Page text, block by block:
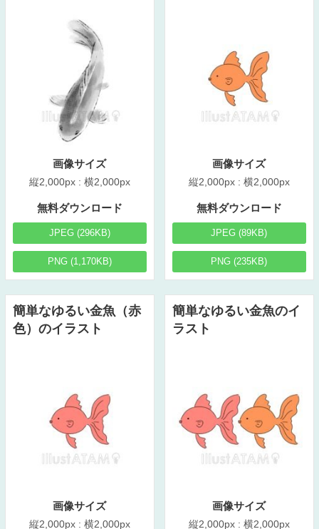
画像サイズ
縦2,000px : 横2,000px
無料ダウンロード
JPEG (296KB)
PNG (1,170KB)
画像サイズ
縦2,000px : 横2,000px
無料ダウンロード
JPEG (89KB)
PNG (235KB)
簡単なゆるい金魚（赤
色）のイラスト
画像サイズ
縦2,000px : 横2,000px
簡単なゆるい金魚のイ
ラスト
画像サイズ
縦2,000px : 横2,000px